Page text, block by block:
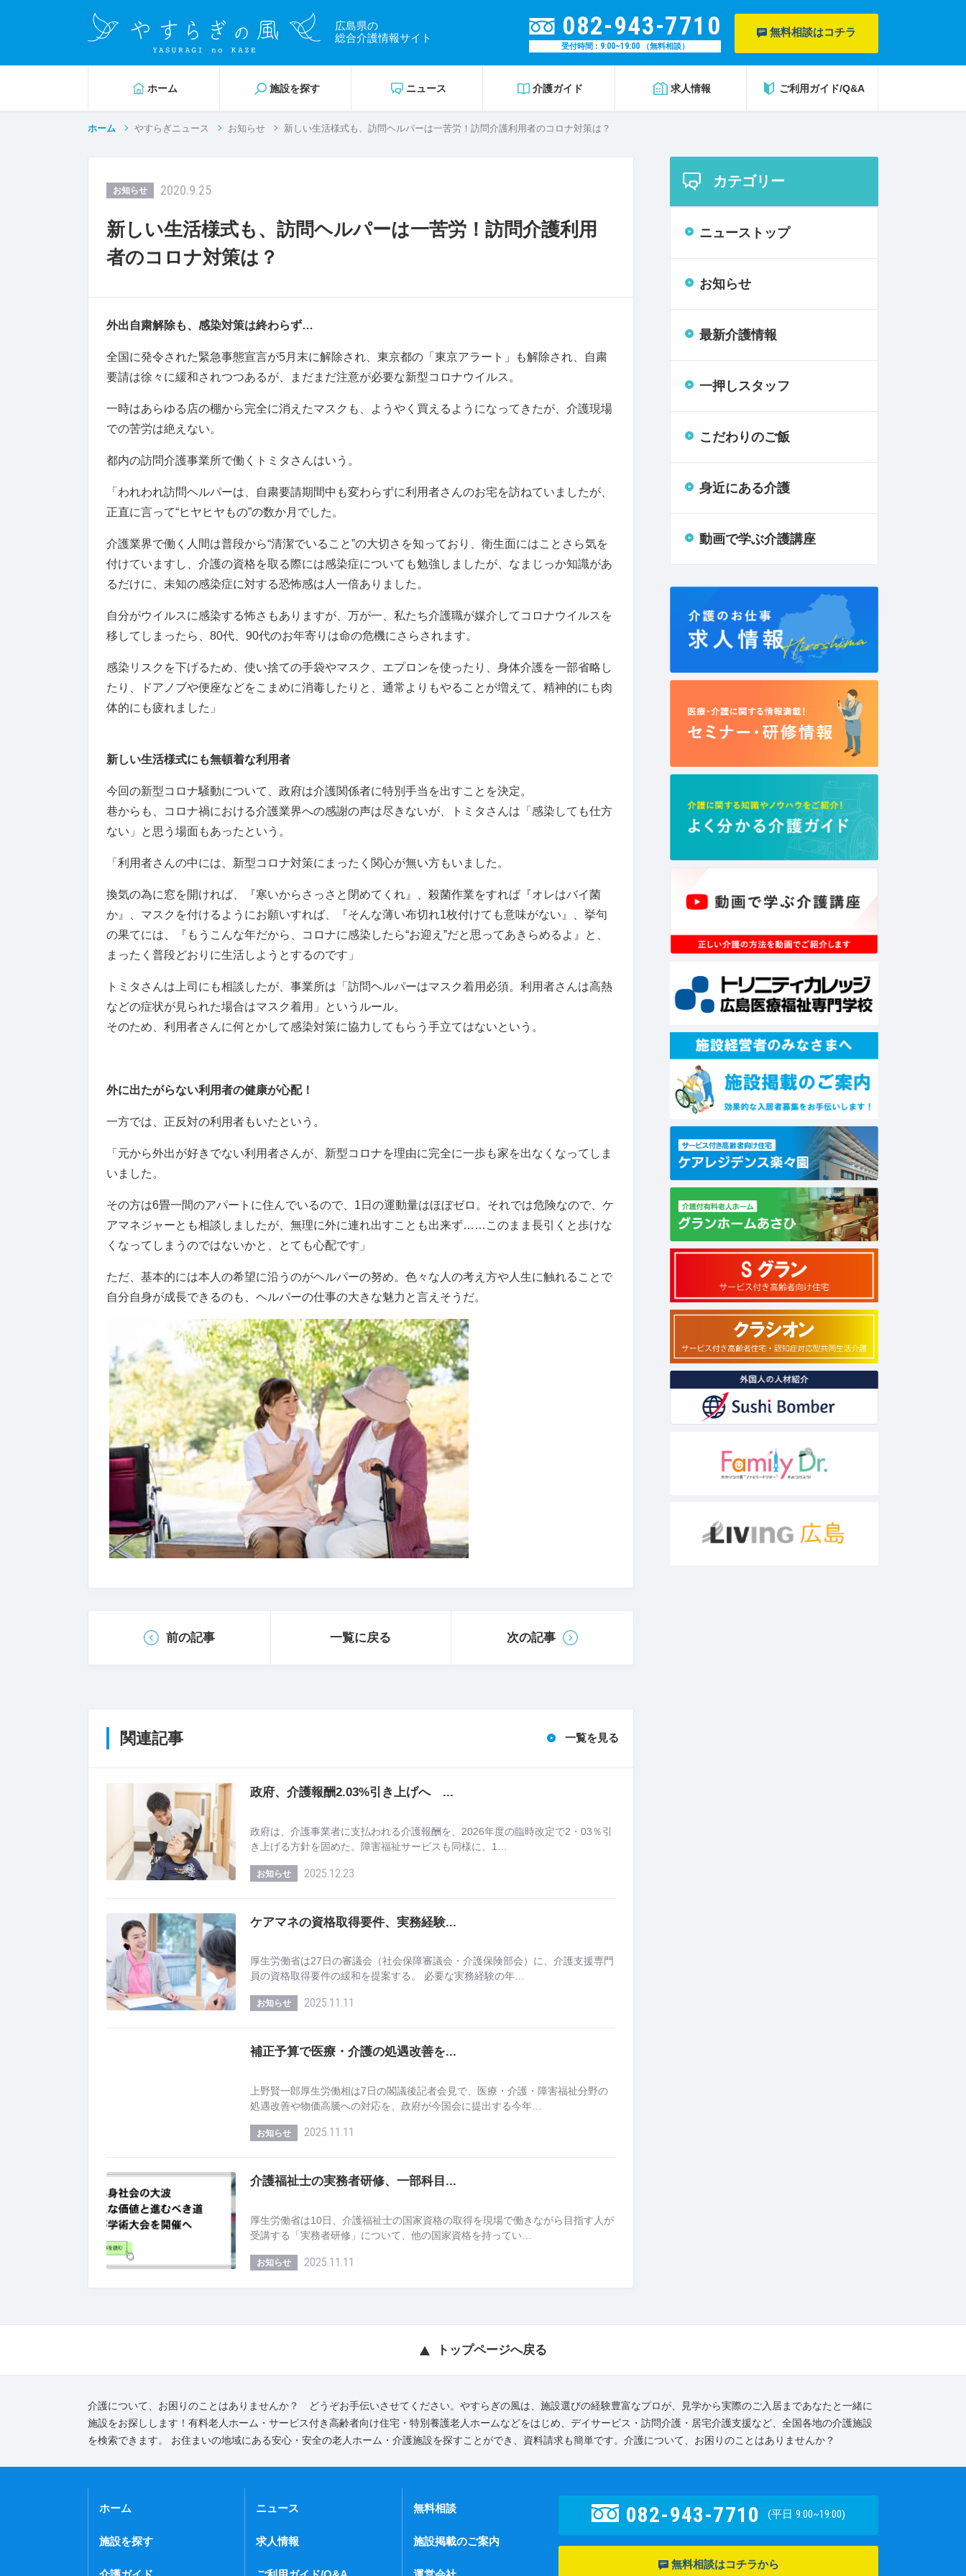
広島県の
総合介護情報サイト
082-943-7710
受付時間 : 9:00~19:00（無料相談）
無料相談はコチラ
ホーム 施設を探す ニュース 介護ガイド 求人情報 ご利用ガイド/Q&A
ホーム やすらぎニュース お知らせ 新しい生活様式も、訪問ヘルパーは一苦労！訪問介護利用者のコロナ対策は？
お知らせ 2020.9.25
新しい生活様式も、訪問ヘルパーは一苦労！訪問介護利用
者のコロナ対策は？
外出自粛解除も、感染対策は終わらず…
全国に発令された緊急事態宣言が5月末に解除され、東京都の「東京アラート」も解除され、自粛
要請は徐々に緩和されつつあるが、まだまだ注意が必要な新型コロナウイルス。
一時はあらゆる店の棚から完全に消えたマスクも、ようやく買えるようになってきたが、介護現場
での苦労は絶えない。
都内の訪問介護事業所で働くトミタさんはいう。
「われわれ訪問ヘルパーは、自粛要請期間中も変わらずに利用者さんのお宅を訪ねていましたが、
正直に言って“ヒヤヒヤもの”の数か月でした。
介護業界で働く人間は普段から“清潔でいること”の大切さを知っており、衛生面にはことさら気を
付けていますし、介護の資格を取る際には感染症についても勉強しましたが、なまじっか知識があ
るだけに、未知の感染症に対する恐怖感は人一倍ありました。
自分がウイルスに感染する怖さもありますが、万が一、私たち介護職が媒介してコロナウイルスを
移してしまったら、80代、90代のお年寄りは命の危機にさらされます。
感染リスクを下げるため、使い捨ての手袋やマスク、エプロンを使ったり、身体介護を一部省略し
たり、ドアノブや便座などをこまめに消毒したりと、通常よりもやることが増えて、精神的にも肉
体的にも疲れました」
新しい生活様式にも無頓着な利用者
今回の新型コロナ騒動について、政府は介護関係者に特別手当を出すことを決定。
巷からも、コロナ禍における介護業界への感謝の声は尽きないが、トミタさんは「感染しても仕方
ない」と思う場面もあったという。
「利用者さんの中には、新型コロナ対策にまったく関心が無い方もいました。
換気の為に窓を開ければ、『寒いからさっさと閉めてくれ』、殺菌作業をすれば『オレはバイ菌
か』、マスクを付けるようにお願いすれば、『そんな薄い布切れ1枚付けても意味がない』、挙句
の果てには、『もうこんな年だから、コロナに感染したら“お迎え”だと思ってあきらめるよ』と、
まったく普段どおりに生活しようとするのです」
トミタさんは上司にも相談したが、事業所は「訪問ヘルパーはマスク着用必須。利用者さんは高熱
などの症状が見られた場合はマスク着用」というルール。
そのため、利用者さんに何とかして感染対策に協力してもらう手立てはないという。
外に出たがらない利用者の健康が心配！
一方では、正反対の利用者もいたという。
「元から外出が好きでない利用者さんが、新型コロナを理由に完全に一歩も家を出なくなってしま
いました。
その方は6畳一間のアパートに住んでいるので、1日の運動量はほぼゼロ。それでは危険なので、ケ
アマネジャーとも相談しましたが、無理に外に連れ出すことも出来ず……このまま長引くと歩けな
くなってしまうのではないかと、とても心配です」
ただ、基本的には本人の希望に沿うのがヘルパーの努め。色々な人の考え方や人生に触れることで
自分自身が成長できるのも、ヘルパーの仕事の大きな魅力と言えそうだ。
前の記事 一覧に戻る 次の記事
一覧を見る
関連記事
政府、介護報酬2.03%引き上げへ ...
政府は、介護事業者に支払われる介護報酬を、2026年度の臨時改定で2・03％引
き上げる方針を固めた。障害福祉サービスも同様に、1…
お知らせ 2025.12.23
ケアマネの資格取得要件、実務経験...
厚生労働省は27日の審議会（社会保障審議会・介護保険部会）に、介護支援専門
員の資格取得要件の緩和を提案する。 必要な実務経験の年…
お知らせ 2025.11.11
補正予算で医療・介護の処遇改善を...
上野賢一郎厚生労働相は7日の閣議後記者会見で、医療・介護・障害福祉分野の
処遇改善や物価高騰への対応を、政府が今国会に提出する今年…
お知らせ 2025.11.11
介護福祉士の実務者研修、一部科目...
厚生労働省は10日、介護福祉士の国家資格の取得を現場で働きながら目指す人が
受講する「実務者研修」について、他の国家資格を持ってい…
お知らせ 2025.11.11
カテゴリー
ニューストップ
お知らせ
最新介護情報
一押しスタッフ
こだわりのご飯
身近にある介護
動画で学ぶ介護講座
トップページへ戻る
介護について、お困りのことはありませんか？ どうぞお手伝いさせてください。やすらぎの風は、施設選びの経験豊富なプロが、見学から実際のご入居まであなたと一緒に
施設をお探しします！有料老人ホーム・サービス付き高齢者向け住宅・特別養護老人ホームなどをはじめ、デイサービス・訪問介護・居宅介護支援など、全国各地の介護施設
を検索できます。 お住まいの地域にある安心・安全の老人ホーム・介護施設を探すことができ、資料請求も簡単です。介護について、お困りのことはありませんか？
ホーム
施設を探す
ニュース
求人情報
無料相談
施設掲載のご案内
無料相談はコチラから
082-943-7710 (平日9:00~19:00)